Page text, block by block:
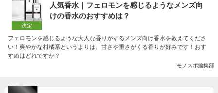
決定
人気香水｜フェロモンを感じるようなメンズ向
けの香水のおすすめは？
フェロモンを感じるような大人な香りがするメンズ向け香水を教えてくださ
い！爽やかな柑橘系というよりは、甘さや重さがくる香りが好みです！おす
すめはどれですか？
モノスポ編集部